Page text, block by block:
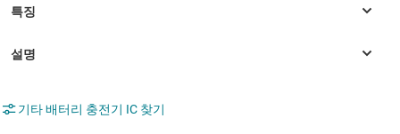
기타 배터리 충전기 IC 찾기